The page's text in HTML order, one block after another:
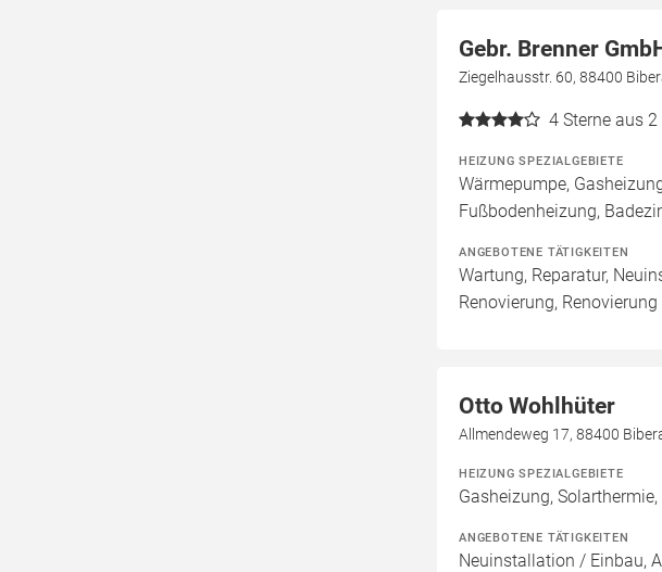
Gebr. Brenner
Ziegelhausstr. 60, 88400
4 Sterne aus
HEIZUNG SPEZIALGEBIETE
Wärmepumpe,
Fußbodenheizung,
ANGEBOTENE TÄTIGKEITEN
Wartung, Reparatur,
Renovierung,
Otto Wohlhüter
Allmendeweg 17, 88400
HEIZUNG SPEZIALGEBIETE
Gasheizung,
ANGEBOTENE TÄTIGKEITEN
Neuinstallation / Einbau,